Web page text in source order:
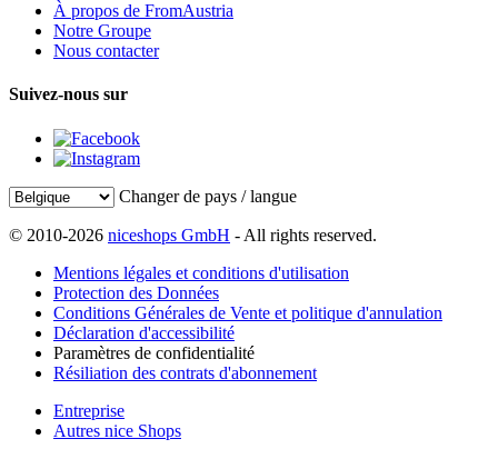
À propos de FromAustria
Notre Groupe
Nous contacter
Suivez-nous sur
Changer de pays / langue
© 2010-2026 niceshops GmbH - All rights reserved.
Mentions légales et conditions d'utilisation
Protection des Données
Conditions Générales de Vente et politique d'annulation
Déclaration d'accessibilité
Paramètres de confidentialité
Résiliation des contrats d'abonnement
Entreprise
Autres nice Shops